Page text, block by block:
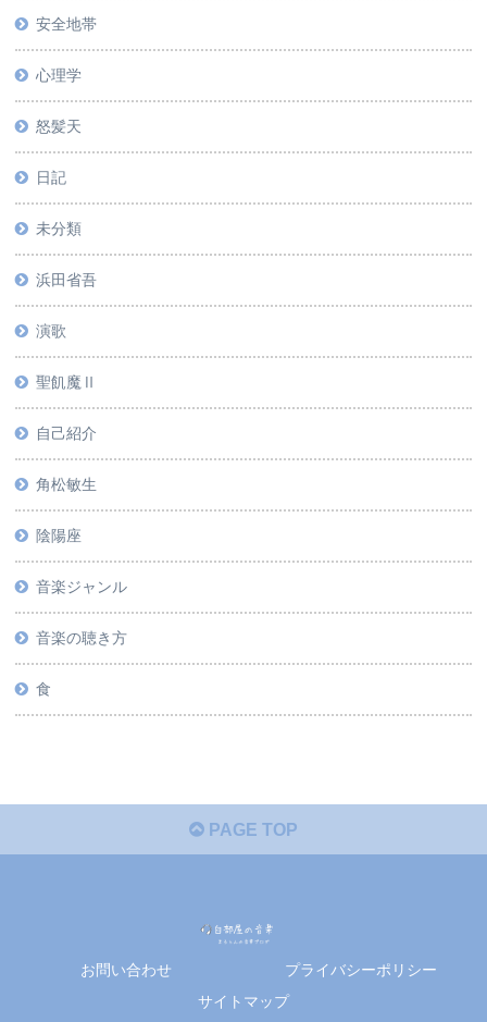
安全地帯
心理学
怒髪天
日記
未分類
浜田省吾
演歌
聖飢魔Ⅱ
自己紹介
角松敏生
陰陽座
音楽ジャンル
音楽の聴き方
食
PAGE TOP
お問い合わせ
プライバシーポリシー
サイトマップ